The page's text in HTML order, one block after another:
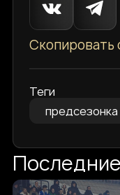
Скопировать
Теги
предсезонка